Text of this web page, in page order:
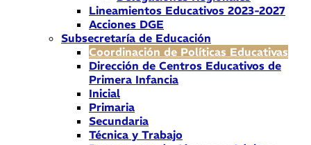
Lineamientos Educativos 2023-2027
Acciones DGE
Subsecretaría de Educación
Coordinación de Políticas Educativas
Dirección de Centros Educativos de
Primera Infancia
Inicial
Primaria
Secundaria
Técnica y Trabajo